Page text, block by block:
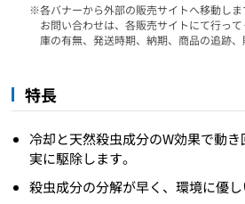
各バナーから外部の販売サイトへ移動し
お問い合わせは、各販売サイトにて行っ
庫の有無、発送時期、納期、商品の追跡
特長
冷却と天然殺虫成分のW効果で動
実に駆除します。
殺虫成分の分解が早く、環境に優し